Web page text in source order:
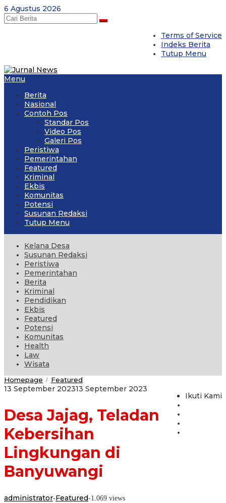
Skip
to
content
6 Agustus 2026
Terms of Service
Indeks Berita
Tutup Menu
Menu
Berita
Nasional
Contoh Pos
Standar Pos
Video Pos
Galeri Pos
Peristiwa
Pemerintahan
Featured
Kriminal
Ekbis
Komunitas
Potensi
Susunan Redaksi
Tutup Menu
Kelana Desa
Susunan Redaksi
Peristiwa
Pemerintahan
Berita
Kriminal
Pendidikan
Ekbis
Featured
Potensi
Komunitas
Health
Law
Wisata
Homepage / Featured
Jajag,
Teladan
Lingkungan
di
Ikuti Kami
13 September 202313 September 2023
administrator
Desa Jajag, Teladan
Kebersihan
Lingkungan di
Banyuwangi
administrator-Featured-1.069 views